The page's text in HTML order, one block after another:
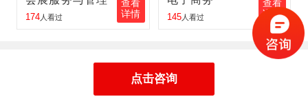
174人看过
查看
详情
145人看过
查看
详情
点击咨询